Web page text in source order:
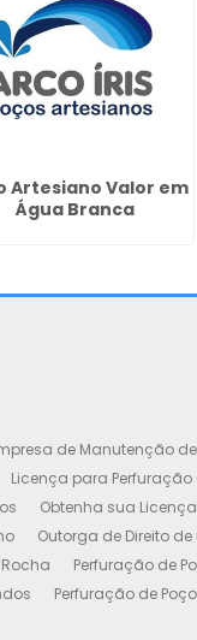
Artesiano Valor em
Água Branca
de Manutenção
Licença para Perfuração
Obtenha sua
Outorga de Direito
Perfuração de
Perfuração de